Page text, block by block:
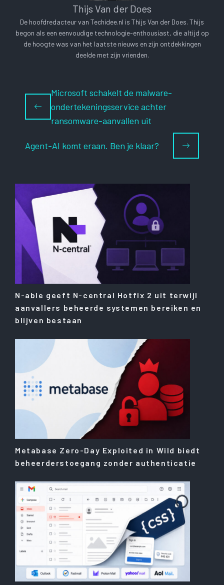
Thijs Van der Does
De hoofdredacteur van Techidee.nl is Thijs Van der Does. Thijs
begon als een eenvoudige technologie-enthousiast, die altijd op
de hoogte was van het laatste nieuws en zijn ontdekkingen
deelde met zijn vrienden.
Microsoft schakelt de malware-
ondertekeningsservice achter
ransomware-aanvallen uit
Agent-AI komt eraan. Ben je klaar?
N-able geeft N-central Hotfix 2 uit terwijl
aanvallers beheerde systemen bereiken en
blijven bestaan
Metabase Zero-Day Exploited in Wild biedt
beheerderstoegang zonder authenticatie